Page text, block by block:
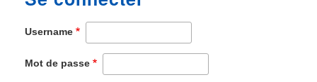
Username
Mot de passe